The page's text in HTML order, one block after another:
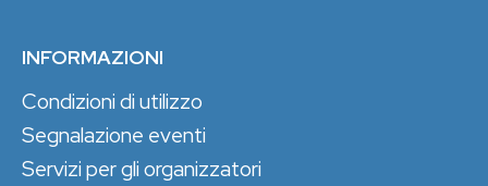
INFORMAZIONI
Condizioni di utilizzo
Segnalazione eventi
Servizi per gli organizzatori